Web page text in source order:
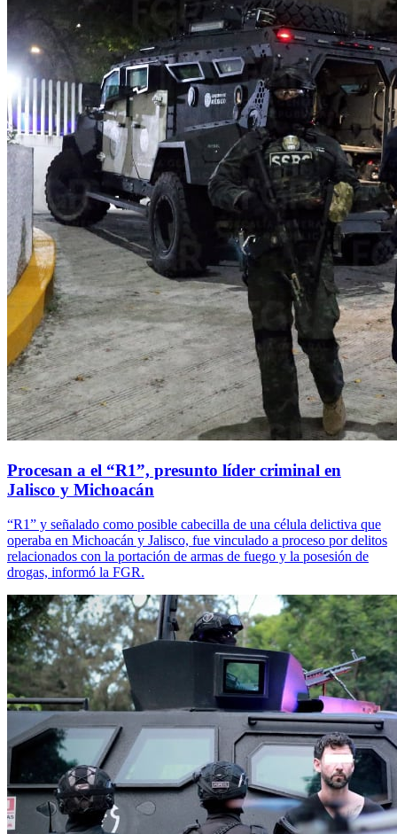
Procesan a el “R1”, presunto líder criminal en
Jalisco y Michoacán
“R1” y señalado como posible cabecilla de una célula delictiva que
operaba en Michoacán y Jalisco, fue vinculado a proceso por delitos
relacionados con la portación de armas de fuego y la posesión de
drogas, informó la FGR.